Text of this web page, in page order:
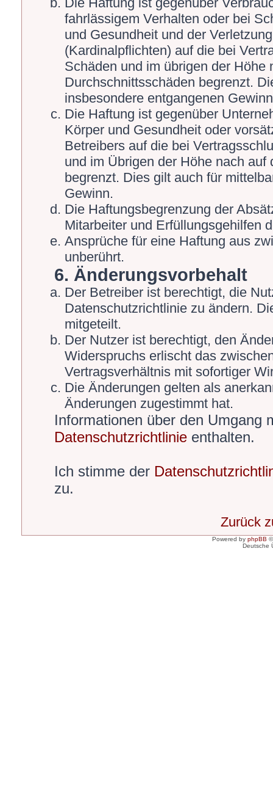
fahrlässigem Verhalten oder bei
und Gesundheit und der
(Kardinalpflichten) auf die bei
Schäden und im übrigen der Höhe
Durchschnittsschäden begrenzt.
insbesondere entgangenen
Die Haftung ist gegenüber
Körper und Gesundheit oder
Betreibers auf die bei
und im Übrigen der Höhe nach
begrenzt. Dies gilt auch für
Gewinn.
Die Haftungsbegrenzung der
Mitarbeiter und Erfüllungsgehilfen
Ansprüche für eine Haftung aus
unberührt.
6. Änderungsvorbehalt
Der Betreiber ist berechtigt, die
Datenschutzrichtlinie zu ändern.
mitgeteilt.
Der Nutzer ist berechtigt, den
Widerspruchs erlischt das
Vertragsverhältnis mit sofortiger
Die Änderungen gelten als
Änderungen zugestimmt hat.
Informationen über den Umgang
Datenschutzrichtlinie enthalten.
Ich stimme der
zu.
Zurück
Powered by phpBB
Deutsche